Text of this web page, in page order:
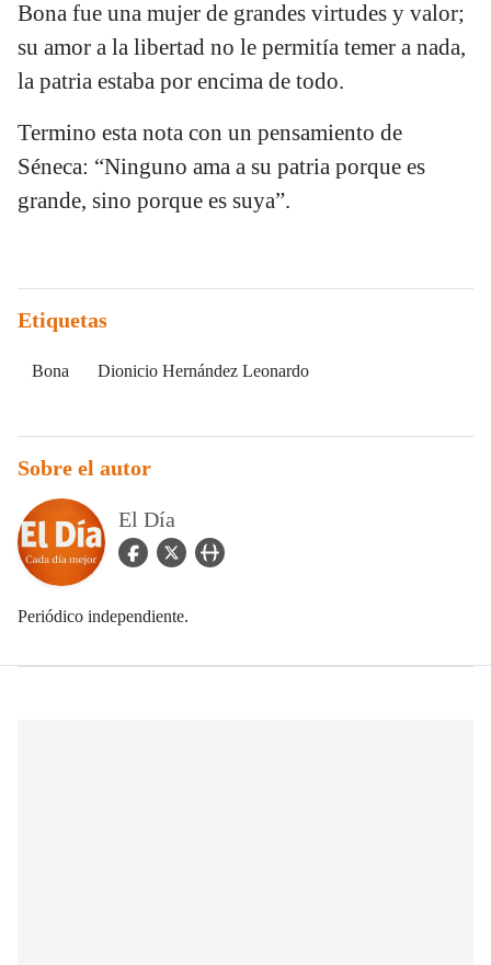
Bona fue una mujer de grandes virtudes y valor;
su amor a la libertad no le permitía temer a nada,
la patria estaba por encima de todo.
Termino esta nota con un pensamiento de
Séneca: “Ninguno ama a su patria porque es
grande, sino porque es suya”.
Etiquetas
Bona Dionicio Hernández Leonardo
Sobre el autor
El Día
facebook Icon
twitter Iconuser_url Icon
Periódico independiente.